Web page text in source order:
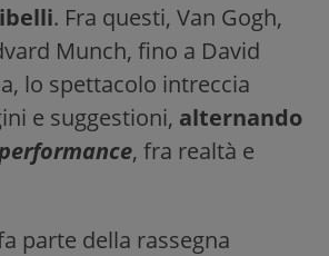
. Fra questi, Van Gogh,
Munch, fino a David
lo spettacolo intreccia
e suggestioni, alternando
, fra realtà e
parte della rassegna